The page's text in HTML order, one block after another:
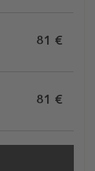
81 €
81 €